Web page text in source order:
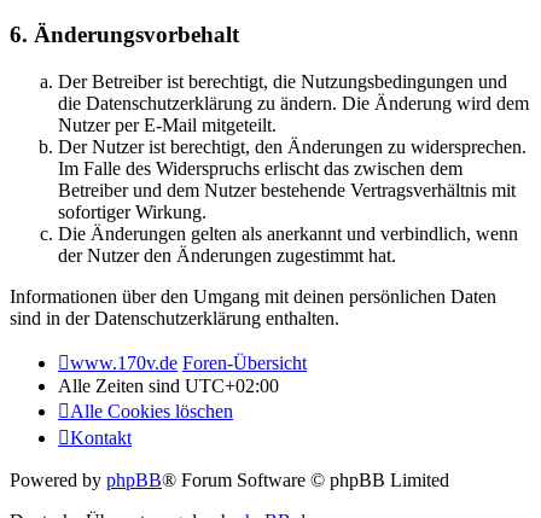
6. Änderungsvorbehalt
Der Betreiber ist berechtigt, die Nutzungsbedingungen und
die Datenschutzerklärung zu ändern. Die Änderung wird dem
Nutzer per E-Mail mitgeteilt.
Der Nutzer ist berechtigt, den Änderungen zu widersprechen.
Im Falle des Widerspruchs erlischt das zwischen dem
Betreiber und dem Nutzer bestehende Vertragsverhältnis mit
sofortiger Wirkung.
Die Änderungen gelten als anerkannt und verbindlich, wenn
der Nutzer den Änderungen zugestimmt hat.
Informationen über den Umgang mit deinen persönlichen Daten
sind in der Datenschutzerklärung enthalten.
www.170v.de Foren-Übersicht
Alle Zeiten sind UTC+02:00
Alle Cookies löschen
Kontakt
Powered by phpBB® Forum Software © phpBB Limited